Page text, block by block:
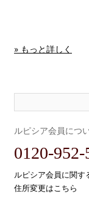
» もっと詳しく
ルピシア会員につ
0120-952-
ルピシア会員に関す
住所変更はこちら